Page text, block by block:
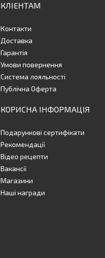
КЛІЕНТАМ
Контакти
Доставка
Гарантія
Умови повернення
Система лояльності
Публічна Оферта
КОРИСНА ІНФОРМАЦІЯ
Подарункові сертифікати
Рекомендації
Відео рецепти
Вакансії
Магазини
Наші награди